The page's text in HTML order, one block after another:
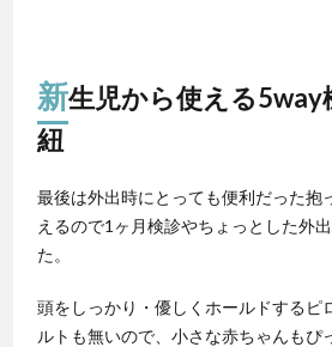
新生児から使える5way
紐
最後は外出時にとっても便利だった抱
えるので1ヶ月検診やちょっとした外
た。
頭をしっかり・優しくホールドするピ
ルトも無いので、小さな赤ちゃんもぴ